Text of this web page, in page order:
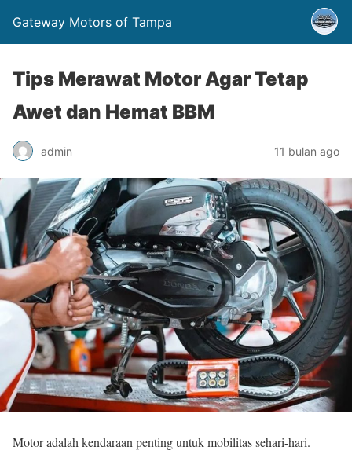
Gateway Motors of Tampa
Tips Merawat Motor Agar Tetap
Awet dan Hemat BBM
admin 11 bulan ago
Motor adalah kendaraan penting untuk mobilitas sehari-hari.